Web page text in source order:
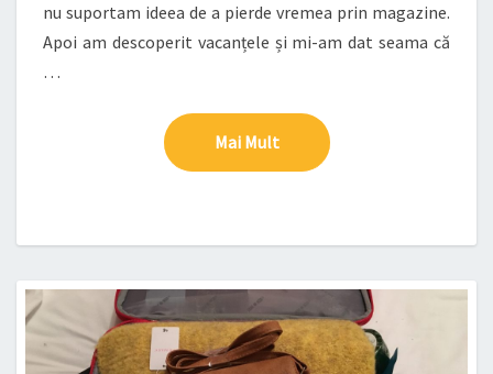
nu suportam ideea de a pierde vremea prin magazine.
Apoi am descoperit vacanțele și mi-am dat seama că
…
Mai MultMai Mult